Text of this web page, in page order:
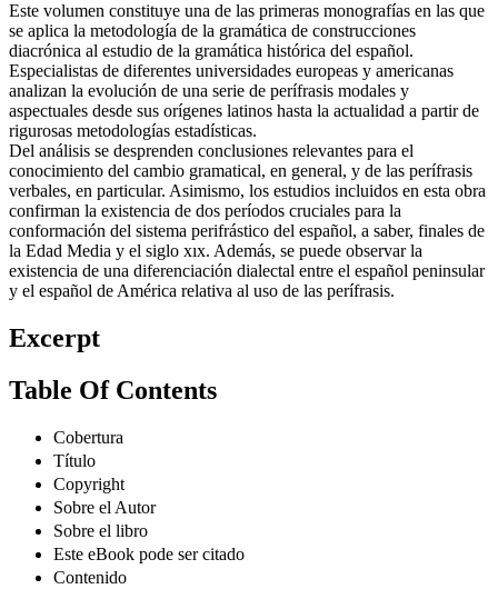
Este volumen constituye una de las primeras monografías en las que
se aplica la metodología de la gramática de construcciones
diacrónica al estudio de la gramática histórica del español.
Especialistas de diferentes universidades europeas y americanas
analizan la evolución de una serie de perífrasis modales y
aspectuales desde sus orígenes latinos hasta la actualidad a partir de
rigurosas metodologías estadísticas.
Del análisis se desprenden conclusiones relevantes para el
conocimiento del cambio gramatical, en general, y de las perífrasis
verbales, en particular. Asimismo, los estudios incluidos en esta obra
confirman la existencia de dos períodos cruciales para la
conformación del sistema perifrástico del español, a saber, finales de
la Edad Media y el siglo xıx. Además, se puede observar la
existencia de una diferenciación dialectal entre el español peninsular
y el español de América relativa al uso de las perífrasis.
Excerpt
Table Of Contents
Cobertura
Título
Copyright
Sobre el Autor
Sobre el libro
Este eBook pode ser citado
Contenido